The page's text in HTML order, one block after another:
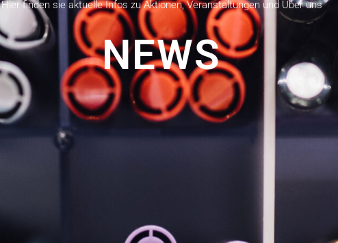
Hier finden sie aktuelle Infos zu Aktionen, Veranstaltungen und Über uns
NEWS